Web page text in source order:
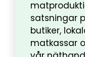
satsningar
butiker,
matkassar